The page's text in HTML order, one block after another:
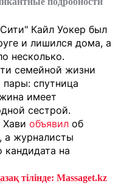
Кайл Уокер был
и лишился дома, а
несколько.
семейной жизни
пары: спутница
имеет
сестрой.
объявил об
а журналисты
на
тілінде: Massaget.kz